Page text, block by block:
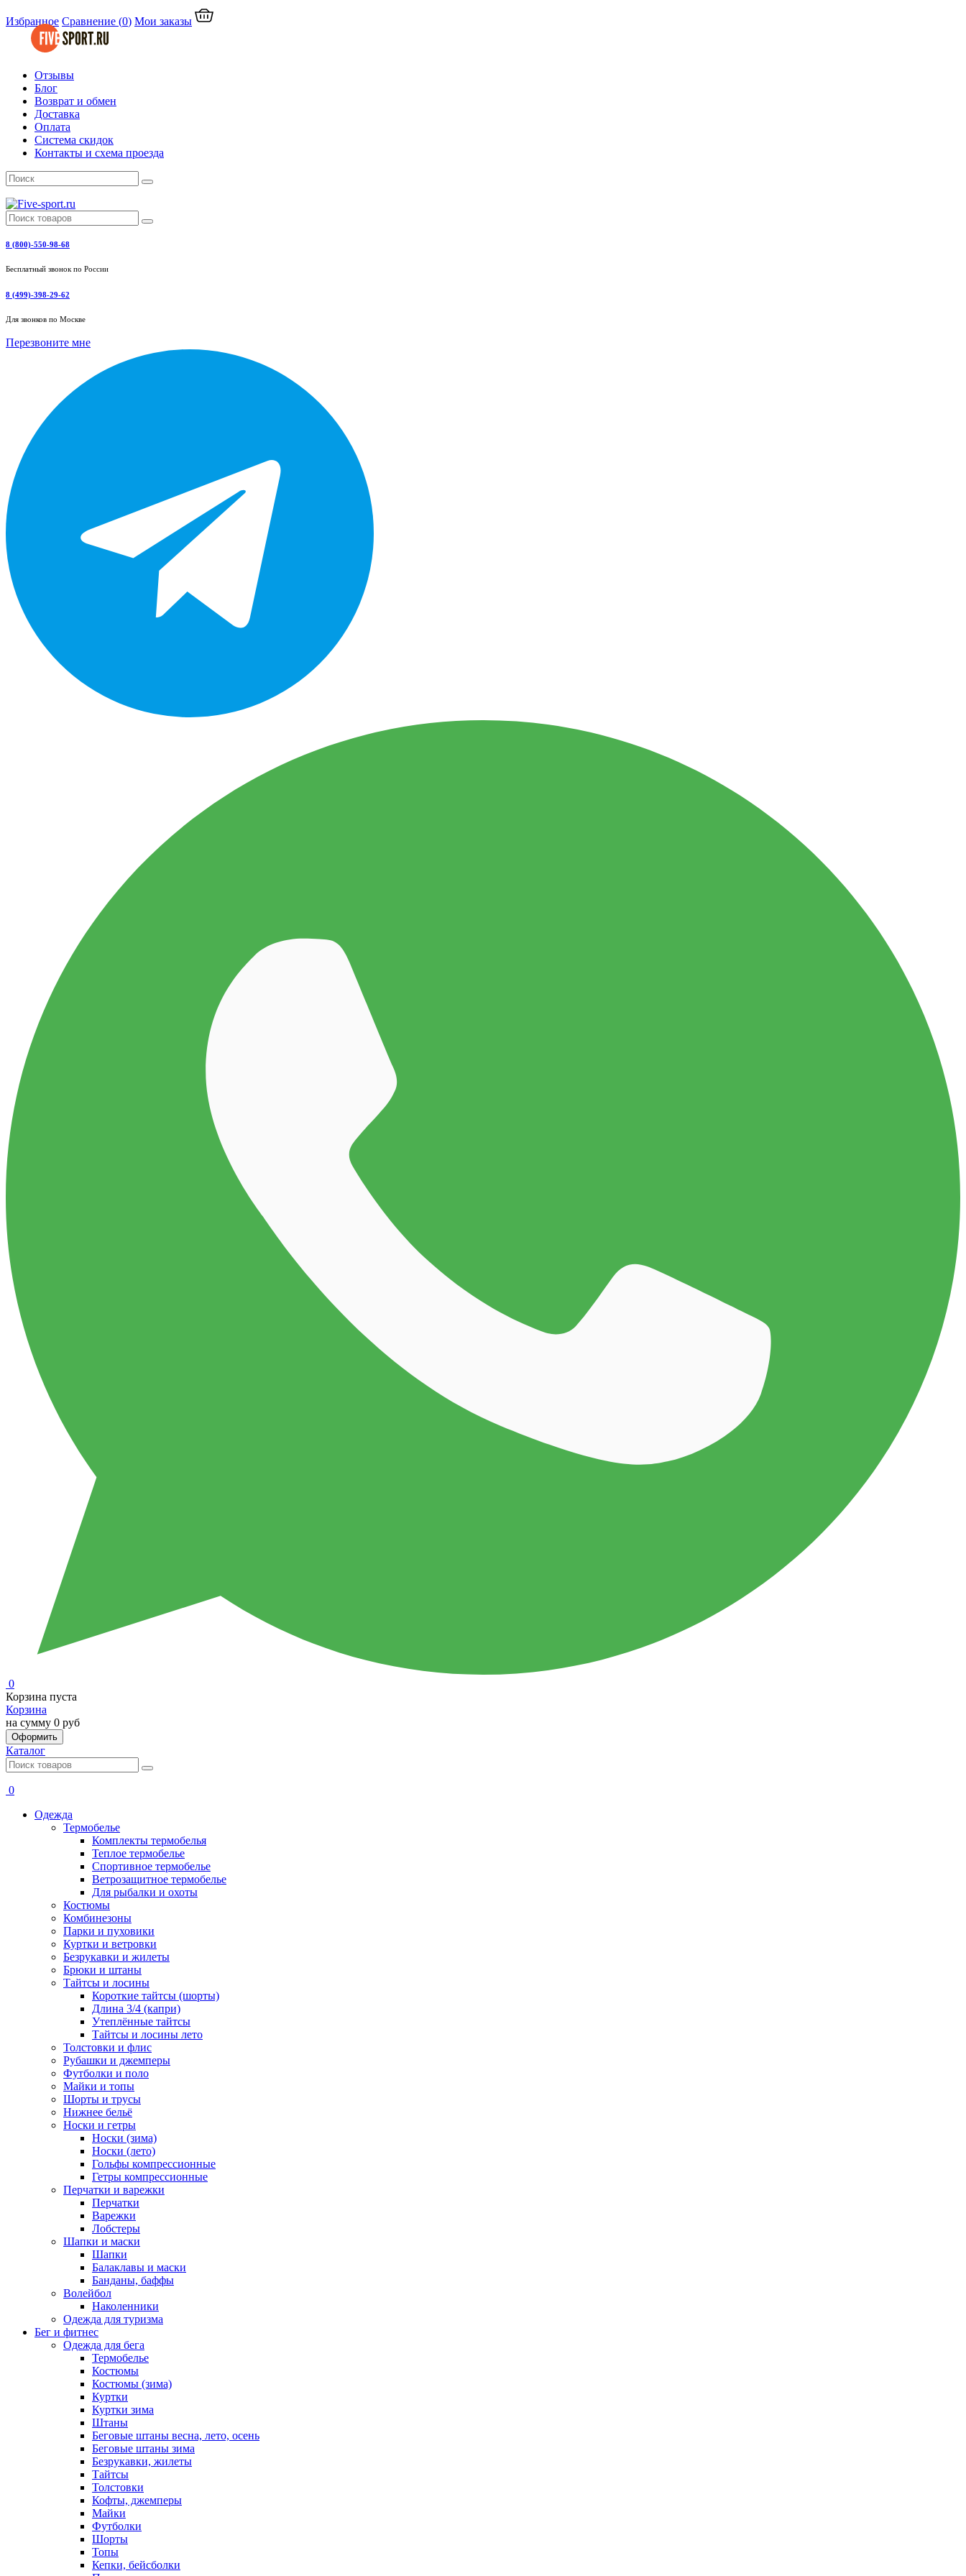
Избранное Сравнение (0) Мои заказы
Отзывы
Блог
Возврат и обмен
Доставка
Оплата
Система скидок
Контакты и схема проезда
8 (800)-550-98-68
Бесплатный звонок по России
8 (499)-398-29-62
Для звонков по Москве
Перезвоните мне
0
Корзина пуста
Корзина
на сумму 0 руб
Оформить
Каталог
0
Одежда
Термобелье
Комплекты термобелья
Теплое термобелье
Спортивное термобелье
Ветрозащитное термобелье
Для рыбалки и охоты
Костюмы
Комбинезоны
Парки и пуховики
Куртки и ветровки
Безрукавки и жилеты
Брюки и штаны
Тайтсы и лосины
Короткие тайтсы (шорты)
Длина 3/4 (капри)
Утеплённые тайтсы
Тайтсы и лосины лето
Толстовки и флис
Рубашки и джемперы
Футболки и поло
Майки и топы
Шорты и трусы
Нижнее бельё
Носки и гетры
Носки (зима)
Носки (лето)
Гольфы компрессионные
Гетры компрессионные
Перчатки и варежки
Перчатки
Варежки
Лобстеры
Шапки и маски
Шапки
Балаклавы и маски
Банданы, баффы
Волейбол
Наколенники
Одежда для туризма
Бег и фитнес
Одежда для бега
Термобелье
Костюмы
Костюмы (зима)
Куртки
Куртки зима
Штаны
Беговые штаны весна, лето, осень
Беговые штаны зима
Безрукавки, жилеты
Тайтсы
Толстовки
Кофты, джемперы
Майки
Футболки
Шорты
Топы
Кепки, бейсболки